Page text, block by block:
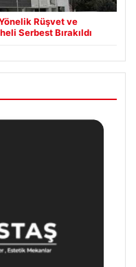
Rüşvet ve
Serbest Bırakıldı